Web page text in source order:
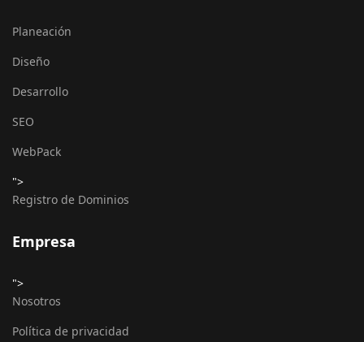
Planeación
Diseño
Desarrollo
SEO
WebPack
">
Registro de Dominios
Empresa
">
Nosotros
Política de privacidad